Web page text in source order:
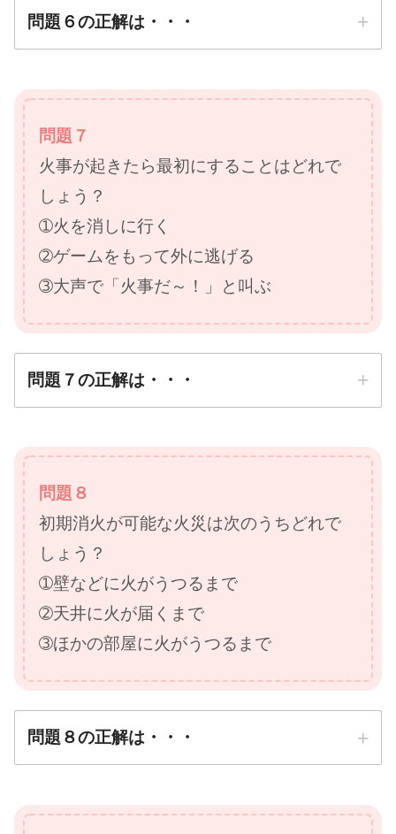
問題６の正解は・・・
防災先生
問題７
火事が起きたら最初にすることはどれで
しょう？
➀火を消しに行く
➁ゲームをもって外に逃げる
➂大声で「火事だ～！」と叫ぶ
問題７の正解は・・・
防災先生
問題８
初期消火が可能な火災は次のうちどれで
しょう？
➀壁などに火がうつるまで
➁天井に火が届くまで
➂ほかの部屋に火がうつるまで
問題８の正解は・・・